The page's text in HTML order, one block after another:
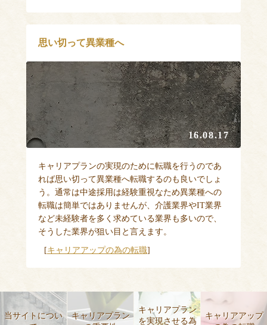
思い切って異業種へ
16.08.17
キャリアプランの実現のために転職を行うのであ
れば思い切って異業種へ転職するのも良いでしょ
う。通常は中途採用は経験重視なため異業種への
転職は簡単ではありませんが、介護業界やIT業界
など未経験者を多く求めている業界も多いので、
そうした業界が狙い目と言えます。
[キャリアアップの為の転職]
当サイトについ
キャリアプラン
キャリアプラン
を実現させる為
キャリアアップ